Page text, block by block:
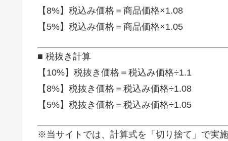
【8%】税込み価格＝商品価格×1.08
【5%】税込み価格＝商品価格×1.05
■ 税抜き計算
【10%】税抜き価格＝税込み価格÷1.1
【8%】税抜き価格＝税込み価格÷1.08
【5%】税抜き価格＝税込み価格÷1.05
※当サイトでは、計算式を「切り捨て」で実